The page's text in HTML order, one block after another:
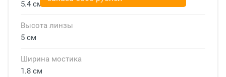
5.4 см
Высота линзы
5 см
Ширина мостика
1.8 см